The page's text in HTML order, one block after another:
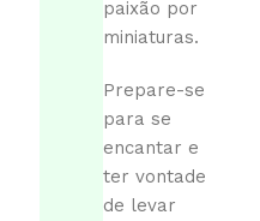
paixão por
miniaturas.
Prepare-se
para se
encantar e
ter vontade
de levar